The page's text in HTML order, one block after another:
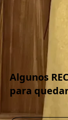
Algunos
para